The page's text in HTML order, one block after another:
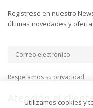
Regístrese en nuestro
últimas novedades y
Respetamos su privacidad
Atención al cliente
Utilizamos cookies y